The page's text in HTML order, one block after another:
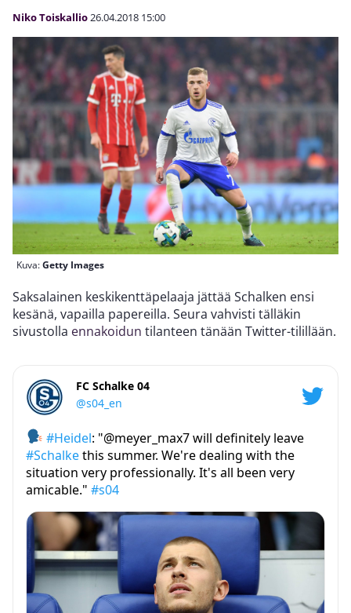
Niko Toiskallio26.04.2018 15:00
Kuva:Getty Images
Saksalainen keskikenttäpelaaja jättää Schalken ensi
kesänä, vapailla papereilla. Seura vahvisti tälläkin
sivustolla ennakoidun tilanteen tänään Twitter-tilillään.
FC Schalke 04
@s04_en
#Heidel: "@meyer_max7 will definitely leave
#Schalkethis summer. We're dealing with the
situation very professionally. It's all been very
amicable." #s04